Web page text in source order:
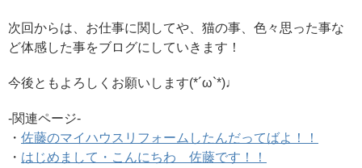
次回からは、お仕事に関してや、猫の事、色々思った事な
ど体感した事をブログにしていきます！
今後ともよろしくお願いします(*´ω`*)♩
-関連ページ-
・ 佐藤のマイハウスリフォームしたんだってばよ！！
・ はじめまして・こんにちわ 佐藤です！！